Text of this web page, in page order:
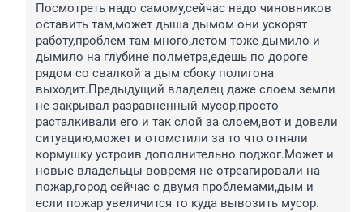
Посмотреть надо самому,сейчас надо чиновников
оставить там,может дыша дымом они ускорят
работу,проблем там много,летом тоже дымило и
дымило на глубине полметра,едешь по дороге
рядом со свалкой а дым сбоку полигона
выходит.Предыдущий владелец даже слоем земли
не закрывал разравненный мусор,просто
расталкивали его и так слой за слоем,вот и довели
ситуацию,может и отомстили за то что отняли
кормушку устроив дополнительно поджог.Может и
новые владельцы вовремя не отреагировали на
пожар,город сейчас с двумя проблемами,дым и
если пожар увеличится то куда вывозить мусор.